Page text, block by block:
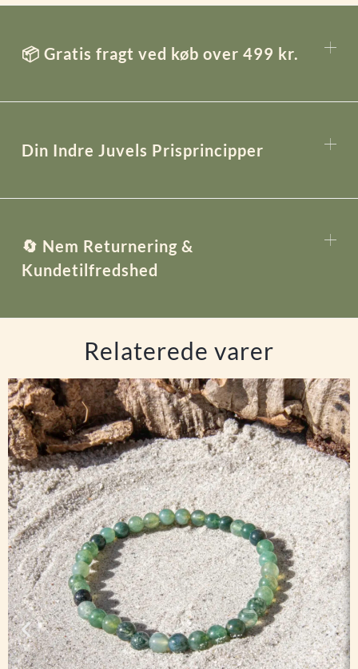
📦 Gratis fragt ved køb over 499 kr.
Din Indre Juvels Prisprincipper
🔄 Nem Returnering &
Kundetilfredshed
Relaterede varer